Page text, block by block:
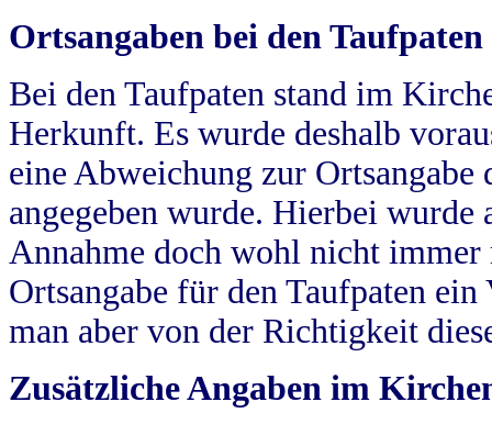
Ortsangaben bei den Taufpaten
Bei den Taufpaten stand im
Herkunft. Es wurde deshalb
eine Abweichung zur
angegeben wurde. Hierbei wurde
Annahme doch wohl nicht
Ortsangabe für den Taufpaten
man aber von der Richtigkeit
Zusätzliche Angaben im